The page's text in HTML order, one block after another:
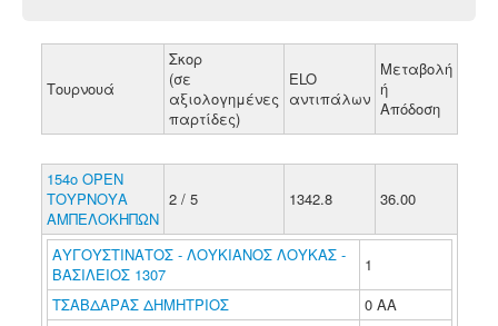
Τουρνουά
Σκορ
(σε
αξιολογημένες
παρτίδες)
ELO
αντιπάλων
Μεταβολή
ή
Απόδοση
154ο ΟΡΕΝ
ΤΟΥΡΝΟΥΑ
ΑΜΠΕΛΟΚΗΠΩΝ
2 / 5 1342.8 36.00
ΑΥΓΟΥΣΤΙΝΑΤΟΣ - ΛΟΥΚΙΑΝΟΣ ΛΟΥΚΑΣ -
ΒΑΣΙΛΕΙΟΣ 1307
1
ΤΣΑΒΔΑΡΑΣ ΔΗΜΗΤΡΙΟΣ
0 ΑΑ